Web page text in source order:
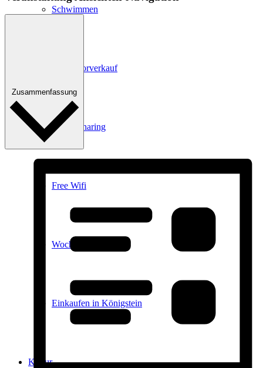
Schwimmen
Kartenvorverkauf
E-Car-Sharing
Free Wifi
Wochenmarkt
Einkaufen in Königstein
Kultur
Zusammenfassung